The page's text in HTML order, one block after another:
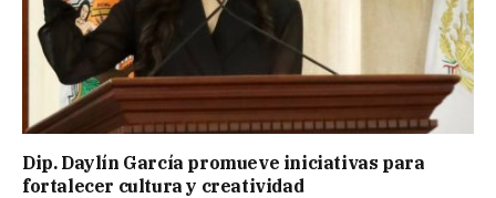
Dip. Daylín García promueve iniciativas para
fortalecer cultura y creatividad